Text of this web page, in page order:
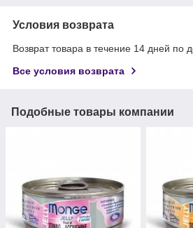
Условия возврата
Возврат товара в течение 14 дней по
Все условия возврата
Подобные товары компании